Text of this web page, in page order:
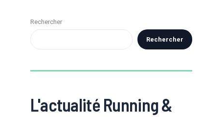
Rechercher
Rechercher
L'actualité Running &